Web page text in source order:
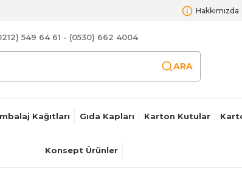
Hakkımızda
549 64 61 - (0530) 662 4004
ARA
Kağıtları Gıda Kapları Karton Kutular
Konsept Ürünler